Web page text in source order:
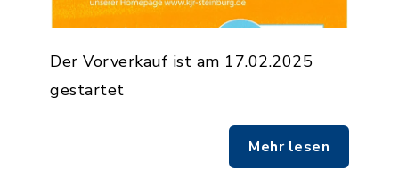
Der Vorverkauf ist am 17.02.2025
gestartet
Mehr lesen